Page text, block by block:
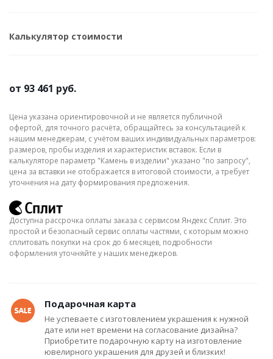
Калькулятор стоимости
от 93 461 руб.
Цена указана ориентировочной и не является публичной
офертой, для точного расчёта, обращайтесь за консультацией к
нашим менеджерам, с учётом ваших индивидуальных параметров:
размеров, пробы изделия и характеристик вставок. Если в
калькуляторе параметр "Камень в изделии" указано "по запросу",
цена за вставки не отображается в итоговой стоимости, а требует
уточнения на дату формирования предложения.
Доступна рассрочка оплаты заказа с сервисом Яндекс Сплит. Это
простой и безопасный сервис оплаты частями, с которым можно
сплитовать покупки на срок до 6 месяцев, подробности
оформления уточняйте у наших менеджеров.
Подарочная карта
Не успеваете с изготовлением украшения к нужной
дате или нет времени на согласование дизайна?
Приобретите подарочную карту на изготовление
ювелирного украшения для друзей и близких!